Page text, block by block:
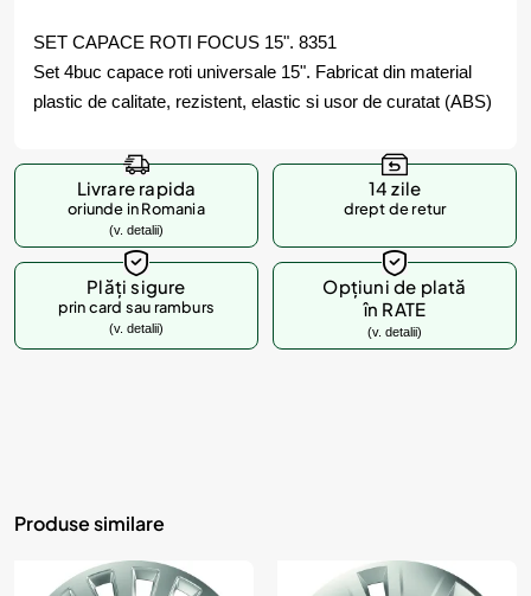
SET CAPACE ROTI FOCUS 15". 8351
Set 4buc capace roti universale 15". Fabricat din material
plastic de calitate, rezistent, elastic si usor de curatat (ABS)
Livrare rapida
oriunde in Romania
(v. detalii)
14 zile
drept de retur
Plăți sigure
prin card sau ramburs
(v. detalii)
Opțiuni de plată
în RATE
(v. detalii)
Produse similare